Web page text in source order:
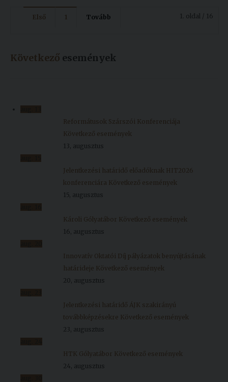
1. oldal / 16
Első 1 Tovább
Következő események
Reformátusok Szárszói Konferenciája
Következő események
13, augusztus
Jelentkezési határidő előadóknak HIT2026
konferenciára Következő események
15, augusztus
Károli Gólyatábor Következő események
16, augusztus
Innovatív Oktatói Díj pályázatok benyújtásának
határideje Következő események
20, augusztus
Jelentkezési határidő ÁJK szakirányú
továbbképzésekre Következő események
23, augusztus
HTK Gólyatábor Következő események
24, augusztus